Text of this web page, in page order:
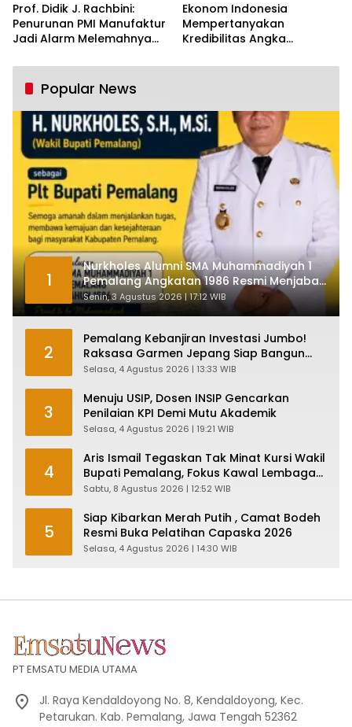
Prof. Didik J. Rachbini:
Penurunan PMI Manufaktur
Jadi Alarm Melemahnya
Ekonom Indonesia
Mempertanyakan
Kredibilitas Angka
Tumbuh Tapi Rapuh
Popular News
1
Nurkholes Alumni SMA Muhammadiyah 1
Pemalang Angkatan 1986 Resmi Menjabat
Plt Bupati, Inilah Pesan Ketua Asmam 86
Senin, 3 Agustus 2026 | 17:12 WIB
2
Pemalang Kebanjiran Investasi Jumbo!
Raksasa Garmen Jepang Siap Bangun
Pabrik dan Serap Ribuan Tenaga Kerja
Selasa, 4 Agustus 2026 | 13:33 WIB
3
Menuju USIP, Dosen INSIP Gencarkan
Penilaian KPI Demi Mutu Akademik
Selasa, 4 Agustus 2026 | 19:21 WIB
4
Aris Ismail Tegaskan Tak Minat Kursi Wakil
Bupati Pemalang, Fokus Kawal Lembaga
Legislatif
Sabtu, 8 Agustus 2026 | 12:52 WIB
5
Siap Kibarkan Merah Putih , Camat Bodeh
Resmi Buka Pelatihan Capaska 2026
Selasa, 4 Agustus 2026 | 14:30 WIB
PT EMSATU MEDIA UTAMA
Jl. Raya Kendaldoyong No. 8, Kendaldoyong, Kec.
Petarukan. Kab. Pemalang, Jawa Tengah 52362